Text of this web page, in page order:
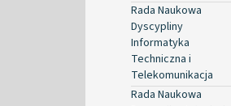
Rada Naukowa
Dyscypliny
Informatyka
Techniczna i
Telekomunikacja
Rada Naukowa